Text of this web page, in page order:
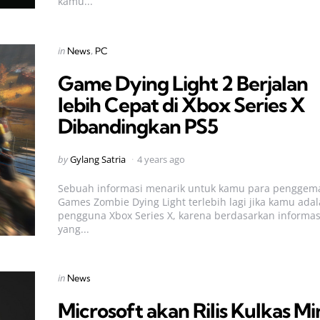
Categories
Posted
in News PC
Game Dying Light 2 Berjalan
lebih Cepat di Xbox Series X
Dibandingkan PS5
Posted
byGylang Satria 4 years ago
Sebuah informasi menarik untuk kamu para
Games Zombie Dying Light terlebih lagi jika kamu
pengguna Xbox Series X, karena berdasarkan
yang...
Categories
Posted
in News
Microsoft akan Rilis Kulkas